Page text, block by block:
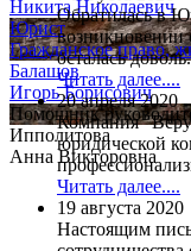
Никита Николаевич
Юрист
Гражданское право,
Балашов
Игорь Борисович
Помощник
Ипполитова
Анна Викторовна
Обратилась в
возникновении
осталась
Читать далее....
20 апреля 2020
Компания
юридической
Читать далее....
19 августа 2020
Настоящим